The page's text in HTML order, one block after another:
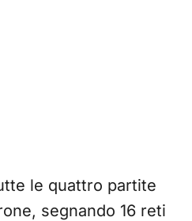
le quattro partite
segnando 16 reti